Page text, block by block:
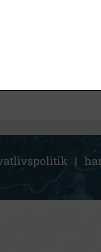
videre i Lokalarkivet
|